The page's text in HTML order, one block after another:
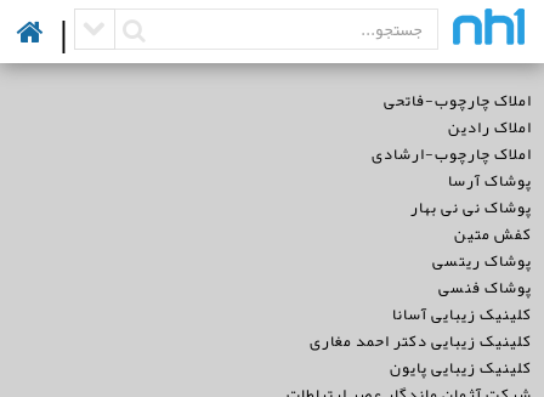
|
املاک چارچوب-فاتحی
املاک رادین
املاک چارچوب-ارشادی
پوشاک آرسا
پوشاک نی نی بهار
کفش متین
پوشاک ریتسی
پوشاک فنسی
کلینیک زیبایی آسانا
کلینیک زیبایی دکتر احمد مغاری
کلینیک زیبایی پایون